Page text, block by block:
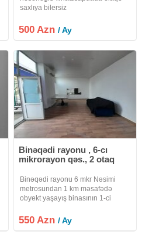
saxlıya bilersiz
500 Azn/ Ay
Binəqədi rayonu , 6-cı
mikrorayon qəs., 2 otaq
Binəqədi rayonu 6 mkr Nəsimi
metrosundan 1 km məsafədə
obyekt yaşayış binasının 1-ci
içidir.market meyvə tərəvəzə
uyğun deyil. Hər zaman anbar ofis
550 Azn/ Ay